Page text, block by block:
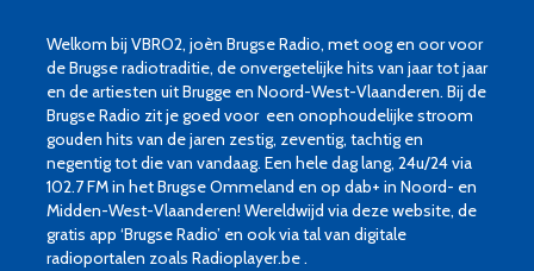
Welkom bij VBRO2, joèn Brugse Radio, met oog en oor voor
de Brugse radiotraditie, de onvergetelijke hits van jaar tot jaar
en de artiesten uit Brugge en Noord-West-Vlaanderen. Bij de
Brugse Radio zit je goed voor een onophoudelijke stroom
gouden hits van de jaren zestig, zeventig, tachtig en
negentig tot die van vandaag. Een hele dag lang, 24u/24 via
102.7 FM in het Brugse Ommeland en op dab+ in Noord- en
Midden-West-Vlaanderen! Wereldwijd via deze website, de
gratis app ‘Brugse Radio’ en ook via tal van digitale
radioportalen zoals Radioplayer.be .